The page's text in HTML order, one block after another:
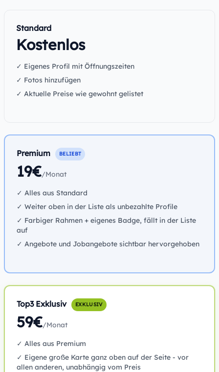
Standard
Kostenlos
✓ Eigenes Profil mit Öffnungszeiten
✓ Fotos hinzufügen
✓ Aktuelle Preise wie gewohnt gelistet
Premium BELIEBT
19€/Monat
✓ Alles aus Standard
✓ Weiter oben in der Liste als unbezahlte Profile
✓ Farbiger Rahmen + eigenes Badge, fällt in der Liste
auf
✓ Angebote und Jobangebote sichtbar hervorgehoben
Top3 Exklusiv EXKLUSIV
59€/Monat
✓ Alles aus Premium
✓ Eigene große Karte ganz oben auf der Seite - vor
allen anderen, unabhängig vom Preis